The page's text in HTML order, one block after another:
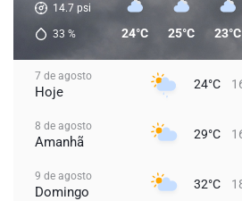
14.7 psi
33 % 24°C 25°C 23°C
7 de agosto
Hoje 24°C
8 de agosto
Amanhã 29°C
9 de agosto
Domingo 32°C